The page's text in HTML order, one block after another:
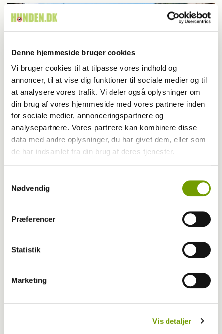
Denne hjemmeside bruger cookies
Vi bruger cookies til at tilpasse vores indhold og
annoncer, til at vise dig funktioner til sociale medier og til
at analysere vores trafik. Vi deler også oplysninger om
din brug af vores hjemmeside med vores partnere inden
for sociale medier, annonceringspartnere og
analysepartnere. Vores partnere kan kombinere disse
data med andre oplysninger, du har givet dem, eller som
de har indsamlet fra din brug af deres tjenester.
Nødvendig
Præferencer
Statistik
Marketing
Vis detaljer
Info